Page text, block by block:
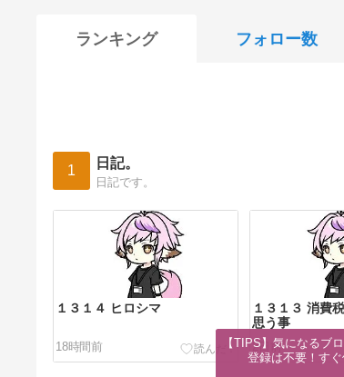
ランキング フォロー数
1 日記。
日記です。
１３１４ ヒロシマ
18時間前
１３１３ 消費
思う事
2日前
【TIPS】気になるブ
登録は不要！すぐ